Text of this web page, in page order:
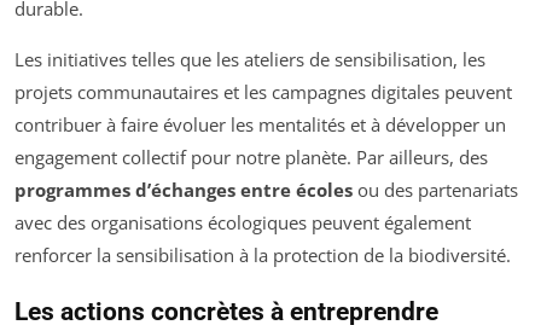
durable.
Les initiatives telles que les ateliers de sensibilisation, les
projets communautaires et les campagnes digitales peuvent
contribuer à faire évoluer les mentalités et à développer un
engagement collectif pour notre planète. Par ailleurs, des
programmes d’échanges entre écoles ou des partenariats
avec des organisations écologiques peuvent également
renforcer la sensibilisation à la protection de la biodiversité.
Les actions concrètes à entreprendre